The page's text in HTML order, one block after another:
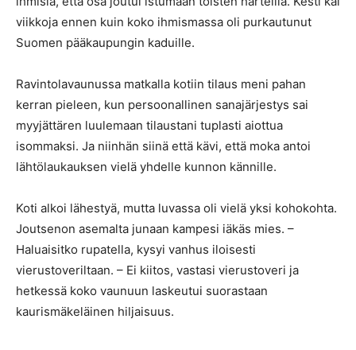
viikkoja ennen kuin koko ihmismassa oli purkautunut
Suomen pääkaupungin kaduille.
Ravintolavaunussa matkalla kotiin tilaus meni pahan
kerran pieleen, kun persoonallinen sanajärjestys sai
myyjättären luulemaan tilaustani tuplasti aiottua
isommaksi. Ja niinhän siinä että kävi, että moka antoi
lähtölaukauksen vielä yhdelle kunnon kännille.
Koti alkoi lähestyä, mutta luvassa oli vielä yksi kohokohta.
Joutsenon asemalta junaan kampesi iäkäs mies. –
Haluaisitko rupatella, kysyi vanhus iloisesti
vierustoveriltaan. – Ei kiitos, vastasi vierustoveri ja
hetkessä koko vaunuun laskeutui suorastaan
kaurismäkeläinen hiljaisuus.